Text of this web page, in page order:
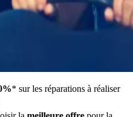
* sur les réparations à réaliser